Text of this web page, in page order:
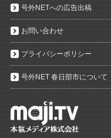
号外NETへの広告出稿
お問い合わせ
プライバシーポリシー
号外NET 春日部市について